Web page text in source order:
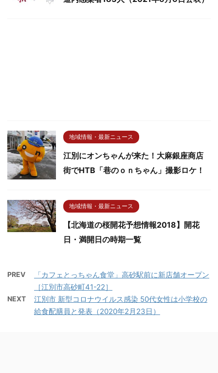
地域情報・最新ニュース
江別にオンちゃんが来た！大麻銀座商店
街でHTB「巷のｏｎちゃん」撮影ロケ！
地域情報・最新ニュース
【北海道の桜開花予想情報2018】開花
日・満開日の時期一覧
PREV
「カフェとっちゃん食堂」高砂駅前に新店舗オープン
［江別市高砂町41-22］
NEXT
江別市 新型コロナウイルス感染 50代女性は小学校の
給食配膳員と発表（2020年2月23日）